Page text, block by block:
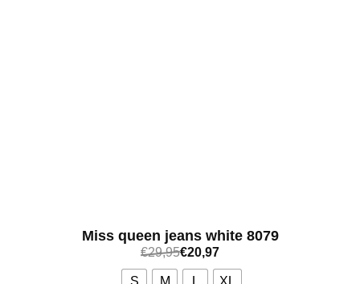
Miss queen jeans white 8079
€29,95€20,97
S M L XL